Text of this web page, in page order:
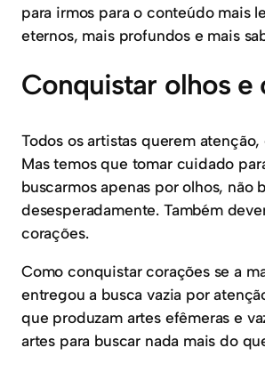
para irmos para o conteúdo mais
eternos, mais profundos e mais
Conquistar olhos e
Todos os artistas querem atenção,
Mas temos que tomar cuidado
buscarmos apenas por olhos, não
desesperadamente. Também
corações.
Como conquistar corações se a
entregou a busca vazia por
que produzam artes efêmeras e
artes para buscar nada mais do